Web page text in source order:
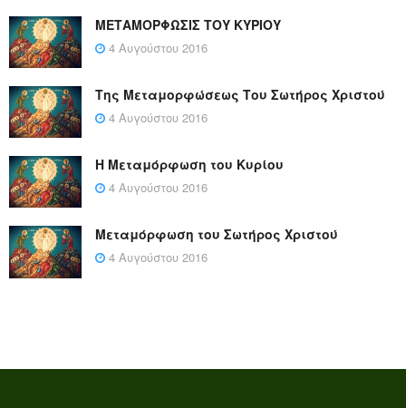
ΜΕΤΑΜΟΡΦΩΣΙΣ ΤΟΥ ΚΥΡΙΟΥ
4 Αυγούστου 2016
Της Μεταμορφώσεως Του Σωτήρος Χριστού
4 Αυγούστου 2016
Η Μεταμόρφωση του Κυρίου
4 Αυγούστου 2016
Μεταμόρφωση του Σωτήρος Χριστού
4 Αυγούστου 2016